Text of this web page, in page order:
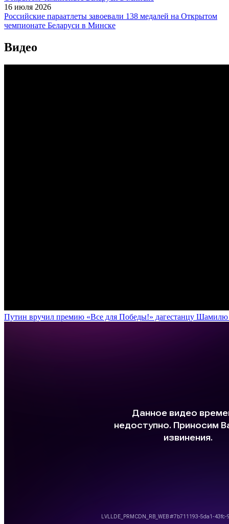
16 июля 2026
Российские параатлеты завоевали 138 медалей на Открытом
чемпионате Беларуси в Минске
Видео
Путин вручил премию «Все для Победы!» дагестанцу Шамилю